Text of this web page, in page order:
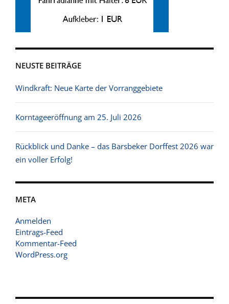
NEUSTE BEITRÄGE
Windkraft: Neue Karte der Vorranggebiete
Korntageeröffnung am 25. Juli 2026
Rückblick und Danke – das Barsbeker Dorffest 2026 war
ein voller Erfolg!
META
Anmelden
Eintrags-Feed
Kommentar-Feed
WordPress.org